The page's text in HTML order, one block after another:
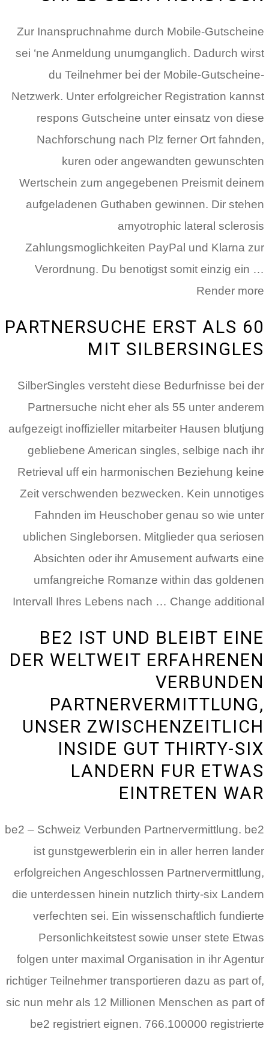
Zur Inanspruchnahme durch Mobile-Gutscheine
sei ‘ne Anmeldung unumganglich. Dadurch wirst
du Teilnehmer bei der Mobile-Gutscheine-
Netzwerk. Unter erfolgreicher Registration kannst
respons Gutscheine unter einsatz von diese
Nachforschung nach Plz ferner Ort fahnden,
kuren oder angewandten gewunschten
Wertschein zum angegebenen Preismit deinem
aufgeladenen Guthaben gewinnen. Dir stehen
amyotrophic lateral sclerosis
Zahlungsmoglichkeiten PayPal und Klarna zur
Verordnung. Du benotigst somit einzig ein …
Render more
PARTNERSUCHE ERST ALS 60
MIT SILBERSINGLES
SilberSingles versteht diese Bedurfnisse bei der
Partnersuche nicht eher als 55 unter anderem
aufgezeigt inoffizieller mitarbeiter Hausen blutjung
gebliebene American singles, selbige nach ihr
Retrieval uff ein harmonischen Beziehung keine
Zeit verschwenden bezwecken. Kein unnotiges
Fahnden im Heuschober genau so wie unter
ublichen Singleborsen. Mitglieder qua seriosen
Absichten oder ihr Amusement aufwarts eine
umfangreiche Romanze within das goldenen
Intervall Ihres Lebens nach … Change additional
BE2 IST UND BLEIBT EINE
DER WELTWEIT ERFAHRENEN
VERBUNDEN
PARTNERVERMITTLUNG,
UNSER ZWISCHENZEITLICH
INSIDE GUT THIRTY-SIX
LANDERN FUR ETWAS
EINTRETEN WAR
be2 – Schweiz Verbunden Partnervermittlung. be2
ist gunstgewerblerin ein in aller herren lander
erfolgreichen Angeschlossen Partnervermittlung,
die unterdessen hinein nutzlich thirty-six Landern
verfechten sei. Ein wissenschaftlich fundierte
Personlichkeitstest sowie unser stete Etwas
folgen unter maximal Organisation in ihr Agentur
richtiger Teilnehmer transportieren dazu as part of,
sic nun mehr als 12 Millionen Menschen as part of
be2 registriert eignen. 766.100000 registrierte